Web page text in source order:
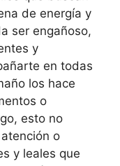
de energía y
ser engañoso,
y
en todas
los hace
o
esto no
o
y leales que